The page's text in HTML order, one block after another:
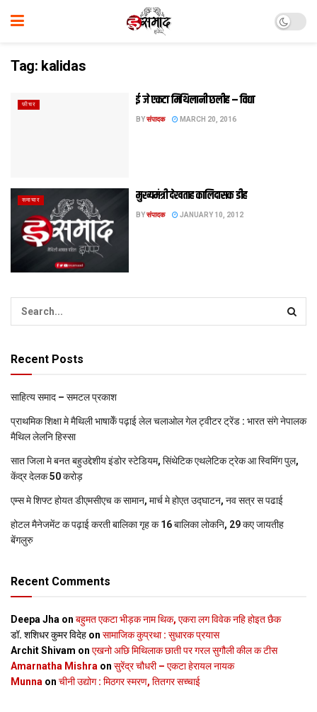
Tag: kalidas
फीचर ई जे एकटा मिथि‍लानी छलीह – विद्या
BYसंपादक MARCH 20, 2016
समाचार मुख्‍यमंत्री देखताह कालिदासक डीह
BYसंपादक JANUARY 10, 2012
Recent Posts
साहित्य समाद – समटल प्रकाश
प्राथमिक शि‍क्षा मे मैथि‍ली भाषाकेँ पढ़ाई लेल चलाओल गेल ट्वीटर ट्रेंड : भारत संगे नेपालक
मैथिल लेलनि हिस्सा
सात जिला मे बनत बहुउद्देशीय इंडोर स्‍टेडि‍यम, सिंथेटिक एथलेटिक ट्रेक आ स्विमिंग पुल,
केंद्र देलक 50 करोड़
एम्स मे शिफ्ट होयत डीएमसीएच क सामान, मार्च मे होएत उद्घाटन, नव सत्र स पढाई
होटल मैनेजमेंट क पढ़ाई करती बालिका गृह क 16 बालिका लोकनि, 29 कए जायतीह
बेंगलुरु
Recent Comments
Deepa Jha on बहुमत एकटा भीड़क नाम थिक, एकरा लग विवेक नहि होइत छैक
डॉ. शशिधर कुमर विदेह on सामाजिक कुप्रथा : सुधारक प्रयास
Archit Shivam on एखनो अछि मिथिलाक छाती पर गरल सुगौली कील क टीस
Amarnatha Mishra on सुरेंद्र चौधरी – एकटा हेरायल नायक
Munna on चीनी उद्योग : मिठगर स्‍मरण, तितगर सच्‍चाई